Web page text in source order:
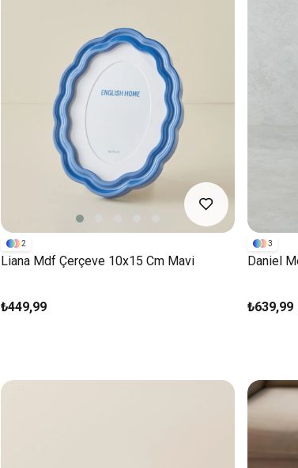
Liana Mdf Çerçeve 10x15 Cm Mavi
₺449,99
2
Daniel
₺639,99
3